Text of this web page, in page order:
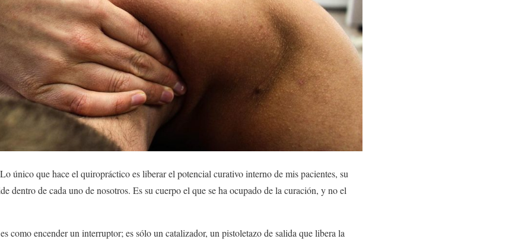
único que hace el quiropráctico es liberar el potencial curativo interno de mis pacientes, su
dentro de cada uno de nosotros. Es su cuerpo el que se ha ocupado de la curación, y no el
es como encender un interruptor; es sólo un catalizador, un pistoletazo de salida que libera la